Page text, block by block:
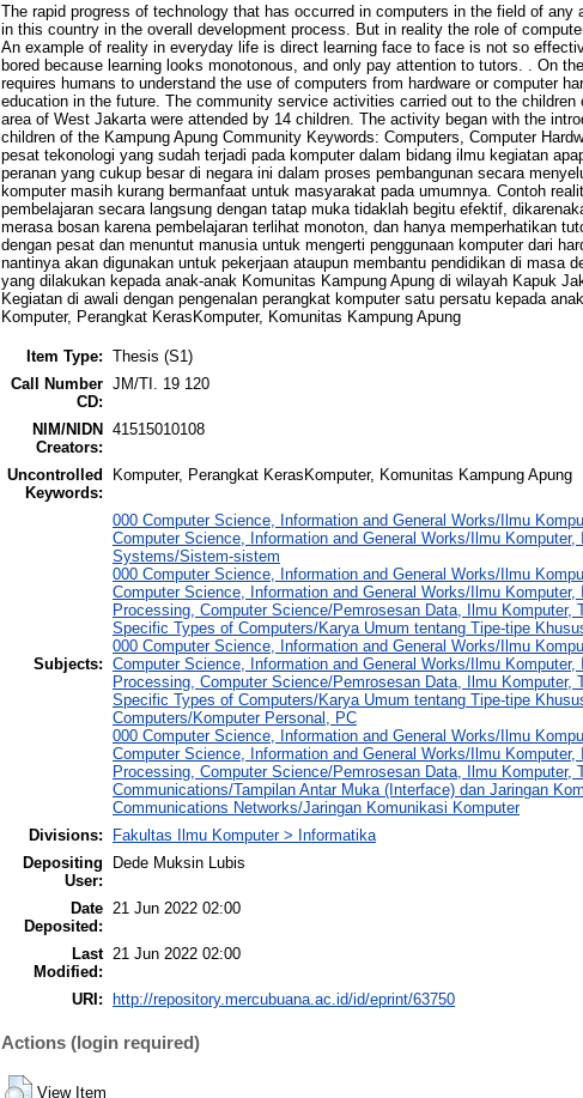
The rapid progress of technology that has occurred in computers in the field of
in this country in the overall development process. But in reality the role of
An example of reality in everyday life is direct learning face to face is not so
bored because learning looks monotonous, and only pay attention to tutors. . On
requires humans to understand the use of computers from hardware or computer
education in the future. The community service activities carried out to the
area of West Jakarta were attended by 14 children. The activity began with the
children of the Kampung Apung Community Keywords: Computers, Computer
pesat tekonologi yang sudah terjadi pada komputer dalam bidang ilmu kegiatan
peranan yang cukup besar di negara ini dalam proses pembangunan secara
komputer masih kurang bermanfaat untuk masyarakat pada umumnya. Contoh
pembelajaran secara langsung dengan tatap muka tidaklah begitu efektif,
merasa bosan karena pembelajaran terlihat monoton, dan hanya memperhatikan
dengan pesat dan menuntut manusia untuk mengerti penggunaan komputer dari
nantinya akan digunakan untuk pekerjaan ataupun membantu pendidikan di masa
yang dilakukan kepada anak-anak Komunitas Kampung Apung di wilayah Kapuk
Kegiatan di awali dengan pengenalan perangkat komputer satu persatu kepada
Komputer, Perangkat KerasKomputer, Komunitas Kampung Apung
Item Type: Thesis (S1)
Call Number
CD:
JM/TI. 19 120
NIM/NIDN
Creators:
41515010108
Uncontrolled
Keywords:
Komputer, Perangkat KerasKomputer, Komunitas Kampung Apung
Subjects:
000 Computer Science, Information and General Works/Ilmu
Computer Science, Information and General Works/Ilmu
Systems/Sistem-sistem
000 Computer Science, Information and General Works/Ilmu
Computer Science, Information and General Works/Ilmu
Processing, Computer Science/Pemrosesan Data, Ilmu Komputer,
Specific Types of Computers/Karya Umum tentang Tipe-tipe
000 Computer Science, Information and General Works/Ilmu
Computer Science, Information and General Works/Ilmu
Processing, Computer Science/Pemrosesan Data, Ilmu Komputer,
Specific Types of Computers/Karya Umum tentang Tipe-tipe
Computers/Komputer Personal, PC
000 Computer Science, Information and General Works/Ilmu
Computer Science, Information and General Works/Ilmu
Processing, Computer Science/Pemrosesan Data, Ilmu Komputer,
Communications/Tampilan Antar Muka (Interface) dan Jaringan
Communications Networks/Jaringan Komunikasi Komputer
Divisions:
Fakultas Ilmu Komputer > Informatika
Depositing
User:
Dede Muksin Lubis
Date
Deposited:
21 Jun 2022 02:00
Last
Modified:
21 Jun 2022 02:00
URI: http://repository.mercubuana.ac.id/id/eprint/63750
Actions (login required)
View Item